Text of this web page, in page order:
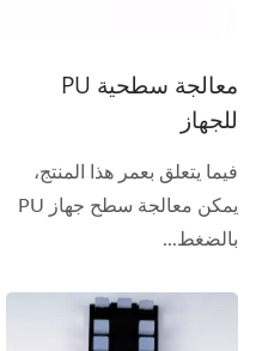
معالجة سطحية PU
للجهاز
فيما يتعلق بعمر هذا المنتج،
يمكن معالجة سطح جهاز PU
بالضغط...